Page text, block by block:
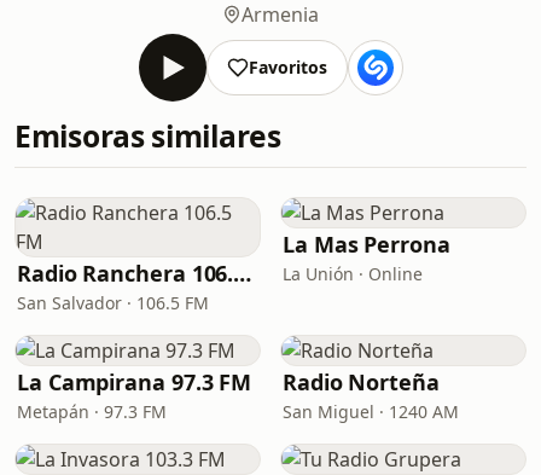
Armenia
Favoritos
Emisoras similares
Radio Ranchera 106.5 FM
San Salvador · 106.5 FM
La Mas Perrona
La Unión · Online
La Campirana 97.3 FM
Metapán · 97.3 FM
Radio Norteña
San Miguel · 1240 AM